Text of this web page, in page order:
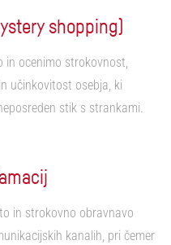
shopping)
in ocenimo strokovnost,
učinkovitost osebja, ki
stik s strankami.
in strokovno obravnavo
kanalih, pri čemer